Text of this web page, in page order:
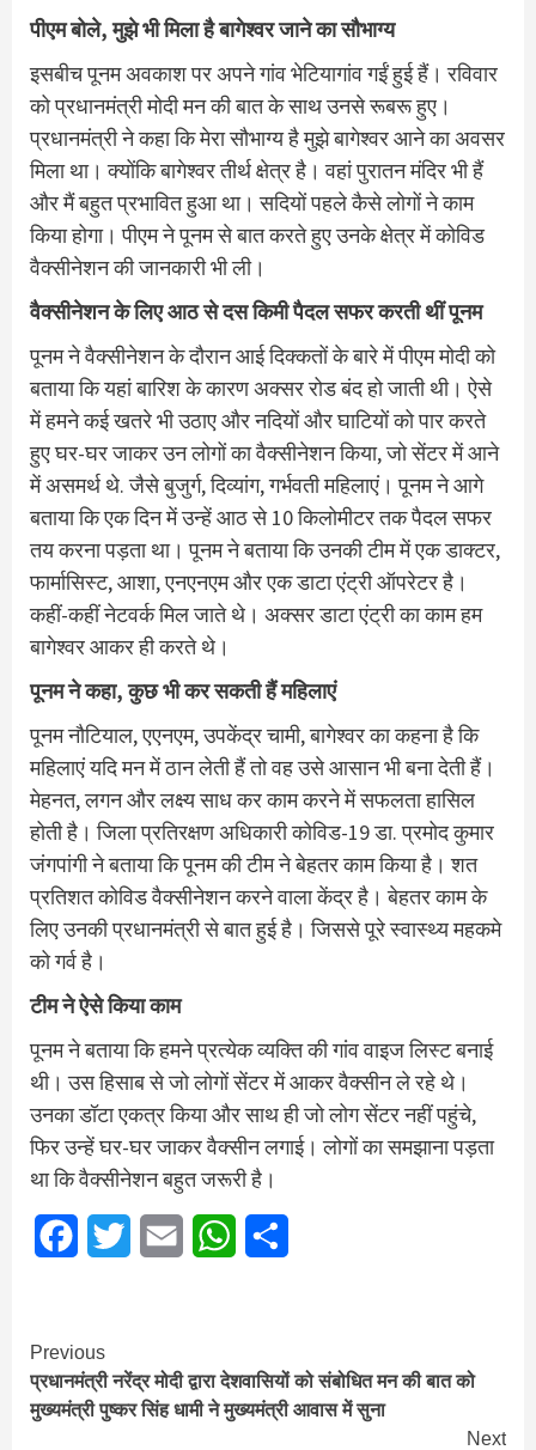
पीएम बोले, मुझे भी मिला है बागेश्‍वर जाने का सौभाग्‍य
इसबीच पूनम अवकाश पर अपने गांव भेटियागांव गईं हुई हैं। रविवार
को प्रधानमंत्री मोदी मन की बात के साथ उनसे रूबरू हुए।
प्रधानमंत्री ने कहा कि मेरा सौभाग्य है मुझे बागेश्वर आने का अवसर
मिला था। क्योंकि बागेश्वर तीर्थ क्षेत्र है। वहां पुरातन मंदिर भी हैं
और मैं बहुत प्रभावित हुआ था। सदियों पहले कैसे लोगों ने काम
किया होगा। पीएम ने पूनम से बात करते हुए उनके क्षेत्र में कोविड
वैक्सीनेशन की जानकारी भी ली।
वैक्‍सीनेशन के लिए आठ से दस किमी पैदल सफर करती थीं पूनम
पूनम ने वैक्सीनेशन के दौरान आई दिक्कतों के बारे में पीएम मोदी को
बताया कि यहां बारिश के कारण अक्सर रोड बंद हो जाती थी। ऐसे
में हमने कई खतरे भी उठाए और नदियों और घाटियों को पार करते
हुए घर-घर जाकर उन लोगों का वैक्सीनेशन किया, जो सेंटर में आने
में असमर्थ थे. जैसे बुजुर्ग, दिव्यांग, गर्भवती महिलाएं। पूनम ने आगे
बताया कि एक दिन में उन्हें आठ से 10 किलोमीटर तक पैदल सफर
तय करना पड़ता था। पूनम ने बताया कि उनकी टीम में एक डाक्टर,
फार्मासिस्ट, आशा, एनएनएम और एक डाटा एंट्री ऑपरेटर है।
कहीं-कहीं नेटवर्क मिल जाते थे। अक्सर डाटा एंट्री का काम हम
बागेश्वर आकर ही करते थे।
पूनम ने कहा, कुछ भी कर सकती हैं महिलाएं
पूनम नौटियाल, एएनएम, उपकेंद्र चामी, बागेश्वर का कहना है कि
महिलाएं यदि मन में ठान लेती हैं तो वह उसे आसान भी बना देती हैं।
मेहनत, लगन और लक्ष्य साध कर काम करने में सफलता हासिल
होती है। जिला प्रतिरक्षण अधिकारी कोविड-19 डा. प्रमोद कुमार
जंगपांगी ने बताया कि पूनम की टीम ने बेहतर काम किया है। शत
प्रतिशत कोविड वैक्सीनेशन करने वाला केंद्र है। बेहतर काम के
लिए उनकी प्रधानमंत्री से बात हुई है। जिससे पूरे स्वास्थ्य महकमे
को गर्व है।
टीम ने ऐसे किया काम
पूनम ने बताया कि हमने प्रत्येक व्यक्ति की गांव वाइज लिस्ट बनाई
थी। उस हिसाब से जो लोगों सेंटर में आकर वैक्सीन ले रहे थे।
उनका डॉटा एकत्र किया और साथ ही जो लोग सेंटर नहीं पहुंचे,
फिर उन्हें घर-घर जाकर वैक्सीन लगाई। लोगों का समझाना पड़ता
था कि वैक्सीनेशन बहुत जरूरी है।
FacebookTwitter Email WhatsApp
Continue
Reading
Previous
प्रधानमंत्री नरेंद्र मोदी द्वारा देशवासियों को संबोधित मन की बात को
मुख्यमंत्री पुष्कर सिंह धामी ने मुख्यमंत्री आवास में सुना
Next